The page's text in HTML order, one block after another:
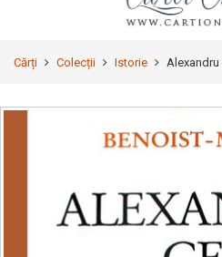
Cărți Colecții Istorie